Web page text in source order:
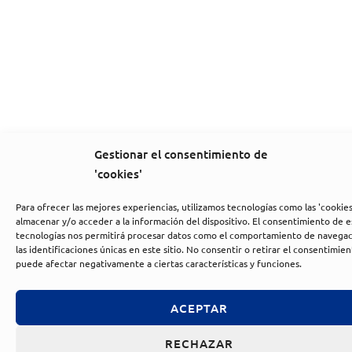
Gestionar el consentimiento de
'cookies'
Para ofrecer las mejores experiencias, utilizamos tecnologías como las
almacenar y/o acceder a la información del dispositivo. El consentimiento de
tecnologías nos permitirá procesar datos como el comportamiento de
las identificaciones únicas en este sitio. No consentir o retirar el
puede afectar negativamente a ciertas características y funciones.
ACEPTAR
RECHAZAR